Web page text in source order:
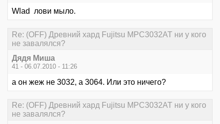
Wlad лови мыло.
Re: (OFF) Древний хард Fujitsu MPC3032AT ни у кого
не завалялся?
Дядя Миша
41 - 06.07.2010 - 11:26
а он жеж не 3032, а 3064. Или это ничего?
Re: (OFF) Древний хард Fujitsu MPC3032AT ни у кого
не завалялся?